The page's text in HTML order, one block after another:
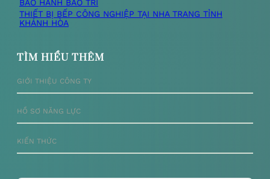
BẢO HÀNH BẢO TRÌ
THIẾT BỊ BẾP CÔNG NGHIỆP TẠI NHA TRANG TỈNH
KHÁNH HÒA
TÌM HIỂU THÊM
GIỚI THIỆU CÔNG TY
HỒ SƠ NĂNG LỰC
KIẾN THỨC